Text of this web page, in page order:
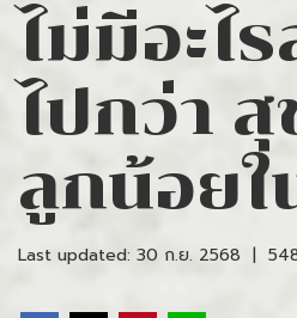
ไม่มีอะไ
ไปกว่า
ลูกน้อยใ
Last updated: 30 ก.ย. 2568 |